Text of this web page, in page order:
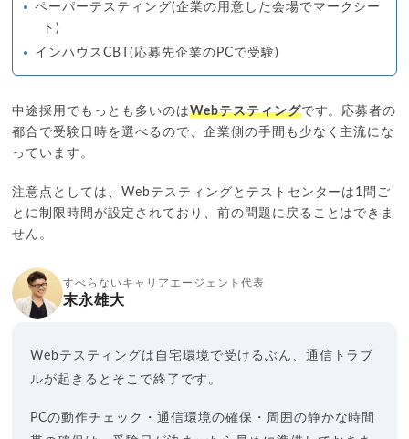
ペーパーテスティング(企業の用意した会場でマークシー
ト)
インハウスCBT(応募先企業のPCで受験)
中途採用でもっとも多いのはWebテスティングです。応募者の
都合で受験日時を選べるので、企業側の手間も少なく主流にな
っています。
注意点としては、Webテスティングとテストセンターは1問ご
とに制限時間が設定されており、前の問題に戻ることはできま
せん。
すべらないキャリアエージェント代表
末永雄大
Webテスティングは自宅環境で受けるぶん、通信トラブ
ルが起きるとそこで終了です。
PCの動作チェック・通信環境の確保・周囲の静かな時間